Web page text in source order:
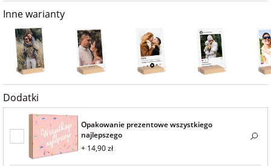
personalizowane
Torby
personalizowane
Poduszki ze
zdjęciem
Fotografie
na 40 urodziny
na 50 urodziny
na wesele
na rocznicę
ślubu
na rozpoczęcie
dla nauczyciela
dla miłośników
kotów
dla miłośników
psów
dla brata
Inne warianty
Dodatki
Opakowanie prezentowe wszystkiego
najlepszego
+ 14,90 zł